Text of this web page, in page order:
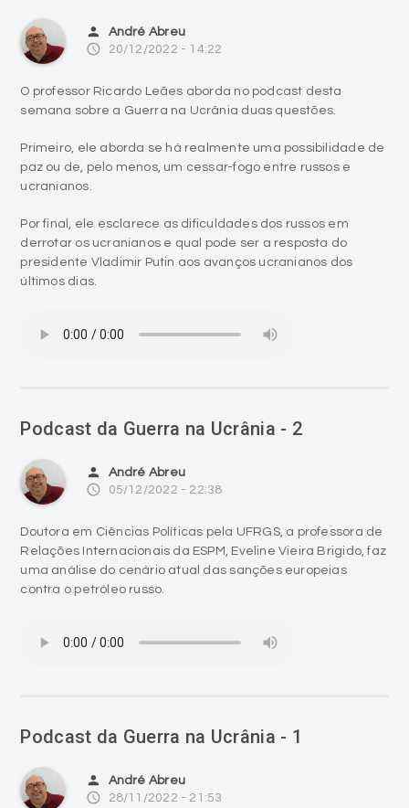
person André Abreu
access_time 20/12/2022 - 14:22
O professor Ricardo Leães aborda no podcast desta
semana sobre a Guerra na Ucrânia duas questões.
Primeiro, ele aborda se há realmente uma possibilidade de
paz ou de, pelo menos, um cessar-fogo entre russos e
ucranianos.
Por final, ele esclarece as dificuldades dos russos em
derrotar os ucranianos e qual pode ser a resposta do
presidente Vladimir Putin aos avanços ucranianos dos
últimos dias.
Podcast da Guerra na Ucrânia - 2
person André Abreu
access_time 05/12/2022 - 22:38
Doutora em Ciências Políticas pela UFRGS, a professora de
Relações Internacionais da ESPM, Eveline Vieira Brigido, faz
uma análise do cenário atual das sanções europeias
contra o petróleo russo.
Podcast da Guerra na Ucrânia - 1
person André Abreu
access_time 28/11/2022 - 21:53